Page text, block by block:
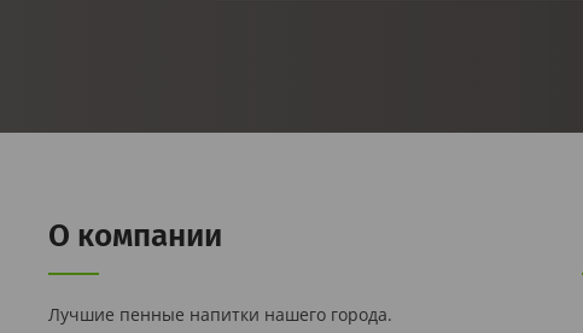
О компании
Лучшие пенные напитки нашего города.